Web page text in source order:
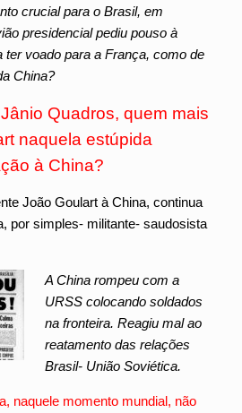
crucial para o Brasil, em
presidencial pediu pouso à
ter voado para a França, como de
China?
Quadros, quem mais
naquela estúpida
à China?
João Goulart à China, continua
por simples- militante- saudosista
A China rompeu com a
URSS colocando soldados
na fronteira. Reagiu mal ao
reatamento das relações
Brasil- União Soviética.
naquele momento mundial, não